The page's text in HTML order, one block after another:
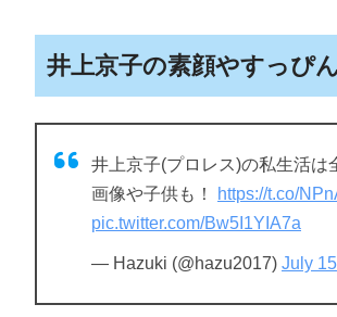
井上京子の素顔やすっぴ
井上京子(プロレス)の私生活は
画像や子供も！
https://t.co/
pic.twitter.com/Bw5I1YIA7a
— Hazuki (@hazu2017) July